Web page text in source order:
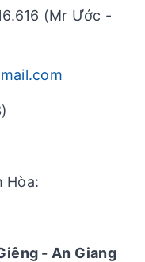
(Mr Ước -
Hòa:
- An Giang